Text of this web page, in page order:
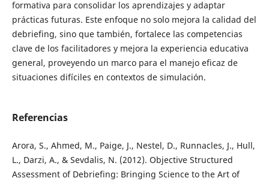
formativa para consolidar los aprendizajes y adaptar
prácticas futuras. Este enfoque no solo mejora la calidad del
debriefing, sino que también, fortalece las competencias
clave de los facilitadores y mejora la experiencia educativa
general, proveyendo un marco para el manejo eficaz de
situaciones difíciles en contextos de simulación.
Referencias
Arora, S., Ahmed, M., Paige, J., Nestel, D., Runnacles, J., Hull,
L., Darzi, A., & Sevdalis, N. (2012). Objective Structured
Assessment of Debriefing: Bringing Science to the Art of